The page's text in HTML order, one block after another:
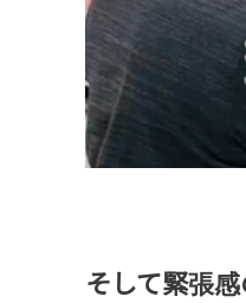
そして緊張